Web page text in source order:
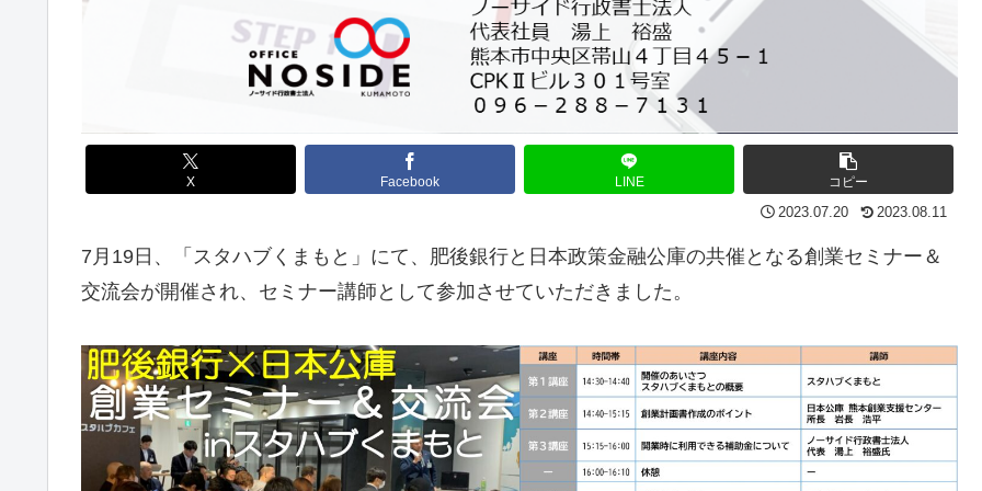
X Facebook LINE コピー
2023.07.20 2023.08.11
7月19日、「スタハブくまもと」にて、肥後銀行と日本政策金融公庫の共催となる創業セミナー＆
交流会が開催され、セミナー講師として参加させていただきました。